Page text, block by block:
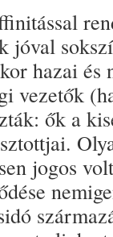
jóval
hazai
vezetők
ők a
jogos